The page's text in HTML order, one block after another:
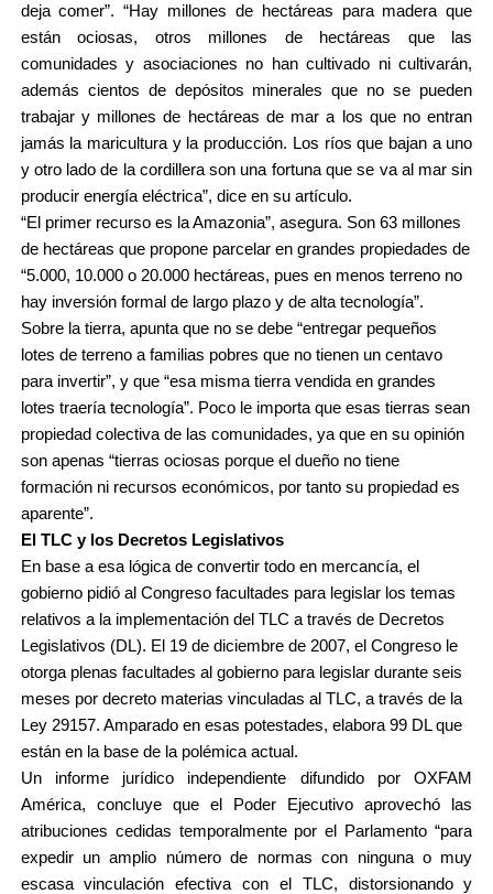
deja comer”. “Hay millones de hectáreas para madera que
están ociosas, otros millones de hectáreas que las
comunidades y asociaciones no han cultivado ni cultivarán,
además cientos de depósitos minerales que no se pueden
trabajar y millones de hectáreas de mar a los que no entran
jamás la maricultura y la producción. Los ríos que bajan a uno
y otro lado de la cordillera son una fortuna que se va al mar sin
producir energía eléctrica”, dice en su artículo.
“El primer recurso es la Amazonia”, asegura. Son 63 millones
de hectáreas que propone parcelar en grandes propiedades de
“5.000, 10.000 o 20.000 hectáreas, pues en menos terreno no
hay inversión formal de largo plazo y de alta tecnología”.
Sobre la tierra, apunta que no se debe “entregar pequeños
lotes de terreno a familias pobres que no tienen un centavo
para invertir”, y que “esa misma tierra vendida en grandes
lotes traería tecnología”. Poco le importa que esas tierras sean
propiedad colectiva de las comunidades, ya que en su opinión
son apenas “tierras ociosas porque el dueño no tiene
formación ni recursos económicos, por tanto su propiedad es
aparente”.
El TLC y los Decretos Legislativos
En base a esa lógica de convertir todo en mercancía, el
gobierno pidió al Congreso facultades para legislar los temas
relativos a la implementación del TLC a través de Decretos
Legislativos (DL). El 19 de diciembre de 2007, el Congreso le
otorga plenas facultades al gobierno para legislar durante seis
meses por decreto materias vinculadas al TLC, a través de la
Ley 29157. Amparado en esas potestades, elabora 99 DL que
están en la base de la polémica actual.
Un informe jurídico independiente difundido por OXFAM
América, concluye que el Poder Ejecutivo aprovechó las
atribuciones cedidas temporalmente por el Parlamento “para
expedir un amplio número de normas con ninguna o muy
escasa vinculación efectiva con el TLC, distorsionando y